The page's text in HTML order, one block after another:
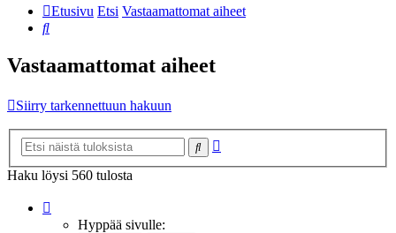
Etusivu Etsi Vastaamattomat aiheet
Etsi
Vastaamattomat aiheet
Siirry tarkennettuun hakuun
Etsi
Haku löysi 560 tulosta
12 Hyppää sivulle: